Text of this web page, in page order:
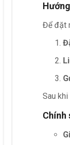
Để đặt
Sau
Chính